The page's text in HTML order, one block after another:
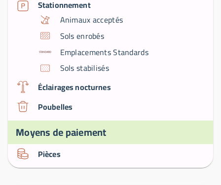
Stationnement
Animaux acceptés
Sols enrobés
Emplacements Standards
Sols stabilisés
Éclairages nocturnes
Poubelles
Moyens de paiement
Pièces